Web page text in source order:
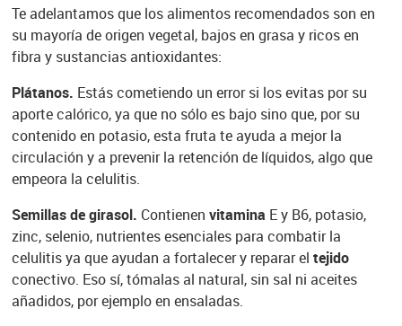
Te adelantamos que los alimentos recomendados son en
su mayoría de origen vegetal, bajos en grasa y ricos en
fibra y sustancias antioxidantes:
Plátanos. Estás cometiendo un error si los evitas por su
aporte calórico, ya que no sólo es bajo sino que, por su
contenido en potasio, esta fruta te ayuda a mejor la
circulación y a prevenir la retención de líquidos, algo que
empeora la celulitis.
Semillas de girasol. Contienen vitamina E y B6, potasio,
zinc, selenio, nutrientes esenciales para combatir la
celulitis ya que ayudan a fortalecer y reparar el tejido
conectivo. Eso sí, tómalas al natural, sin sal ni aceites
añadidos, por ejemplo en ensaladas.